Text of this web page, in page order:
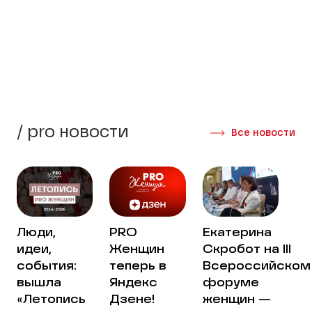
/ pro новости Все новости
Люди,
идеи,
события:
вышла
«Летопись
PRO
Женщин
теперь в
Яндекс
Дзене!
Екатерина
Скробот на III
Всероссийском
форуме
женщин —